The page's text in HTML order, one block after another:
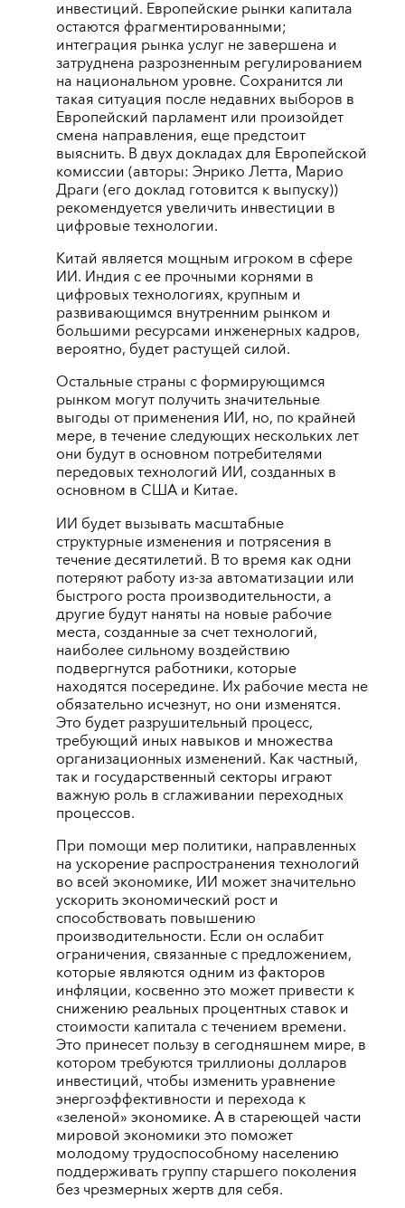
инвестиций. Европейские рынки капитала
остаются фрагментированными;
интеграция рынка услуг не завершена и
затруднена разрозненным регулированием
на национальном уровне. Сохранится ли
такая ситуация после недавних выборов в
Европейский парламент или произойдет
смена направления, еще предстоит
выяснить. В двух докладах для Европейской
комиссии (авторы: Энрико Летта, Марио
Драги (его доклад готовится к выпуску))
рекомендуется увеличить инвестиции в
цифровые технологии.
Китай является мощным игроком в сфере
ИИ. Индия с ее прочными корнями в
цифровых технологиях, крупным и
развивающимся внутренним рынком и
большими ресурсами инженерных кадров,
вероятно, будет растущей силой.
Остальные страны с формирующимся
рынком могут получить значительные
выгоды от применения ИИ, но, по крайней
мере, в течение следующих нескольких лет
они будут в основном потребителями
передовых технологий ИИ, созданных в
основном в США и Китае.
ИИ будет вызывать масштабные
структурные изменения и потрясения в
течение десятилетий. В то время как одни
потеряют работу из-за автоматизации или
быстрого роста производительности, а
другие будут наняты на новые рабочие
места, созданные за счет технологий,
наиболее сильному воздействию
подвергнутся работники, которые
находятся посередине. Их рабочие места не
обязательно исчезнут, но они изменятся.
Это будет разрушительный процесс,
требующий иных навыков и множества
организационных изменений. Как частный,
так и государственный секторы играют
важную роль в сглаживании переходных
процессов.
При помощи мер политики, направленных
на ускорение распространения технологий
во всей экономике, ИИ может значительно
ускорить экономический рост и
способствовать повышению
производительности. Если он ослабит
ограничения, связанные с предложением,
которые являются одним из факторов
инфляции, косвенно это может привести к
снижению реальных процентных ставок и
стоимости капитала с течением времени.
Это принесет пользу в сегодняшнем мире, в
котором требуются триллионы долларов
инвестиций, чтобы изменить уравнение
энергоэффективности и перехода к
«зеленой» экономике. А в стареющей части
мировой экономики это поможет
молодому трудоспособному населению
поддерживать группу старшего поколения
без чрезмерных жертв для себя.